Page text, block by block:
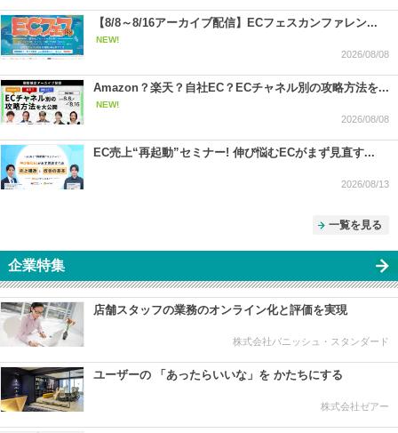
【8/8～8/16アーカイブ配信】ECフェスカンファレン...
NEW!
2026/08/08
Amazon？楽天？自社EC？ECチャネル別の攻略方法を...
NEW!
2026/08/08
EC売上“再起動”セミナー! 伸び悩むECがまず見直す...
2026/08/13
一覧を見る
企業特集
店舗スタッフの業務のオンライン化と評価を実現
株式会社バニッシュ・スタンダード
ユーザーの 「あったらいいな」を かたちにする
株式会社ゼアー